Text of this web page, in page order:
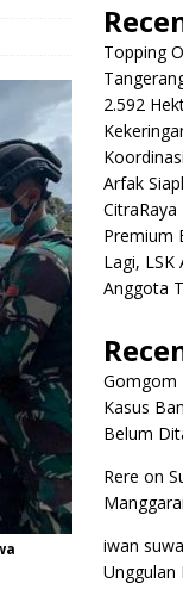
Topping
2.592
Arfak
Premium
Lagi,
Anggota
Gomgom
Kasus
Belum
Rere on
iwan
Unggulan